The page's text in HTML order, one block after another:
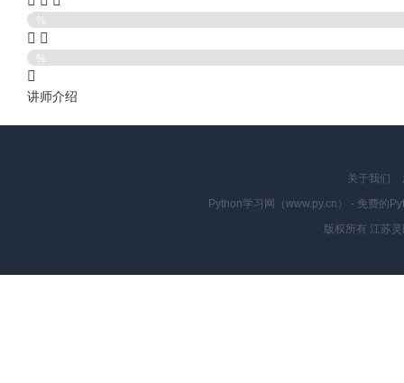
%
%
讲师介绍
关于我们
Python学习网（www.py.cn） - 免费的
版权所有 江苏